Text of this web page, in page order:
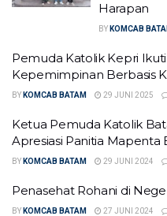
Harapan
BY KOMCAB
Pemuda Katolik Kepri
Kepemimpinan Berbasis
BY KOMCAB BATAM 29 JUNI 2025
Ketua Pemuda Katolik
Apresiasi Panitia Mapenta
BY KOMCAB BATAM 29 JUNI 2024
Penasehat Rohani di
BY KOMCAB BATAM 27 JUNI 2024